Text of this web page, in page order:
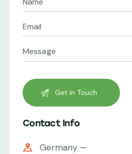
Contact Info
Germany —